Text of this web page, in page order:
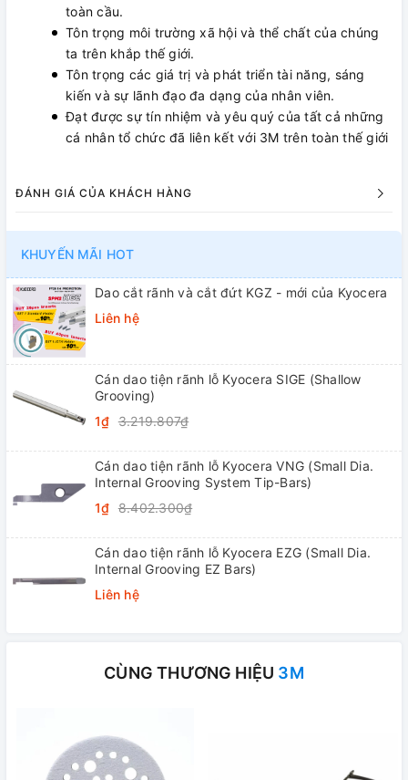
toàn cầu.
Tôn trọng môi trường xã hội và thể chất của chúng
ta trên khắp thế giới.
Tôn trọng các giá trị và phát triển tài năng, sáng
kiến ​​và sự lãnh đạo đa dạng của nhân viên.
Đạt được sự tín nhiệm và yêu quý của tất cả những
cá nhân tổ chức đã liên kết với 3M trên toàn thế giới
ĐÁNH GIÁ CỦA KHÁCH HÀNG
KHUYẾN MÃI HOT
Dao cắt rãnh và cắt đứt KGZ - mới của Kyocera
Liên hệ
Cán dao tiện rãnh lỗ Kyocera SIGE (Shallow
Grooving)
1₫ 3.219.807₫
Cán dao tiện rãnh lỗ Kyocera VNG (Small Dia.
Internal Grooving System Tip-Bars)
1₫ 8.402.300₫
Cán dao tiện rãnh lỗ Kyocera EZG (Small Dia.
Internal Grooving EZ Bars)
Liên hệ
CÙNG THƯƠNG HIỆU 3M